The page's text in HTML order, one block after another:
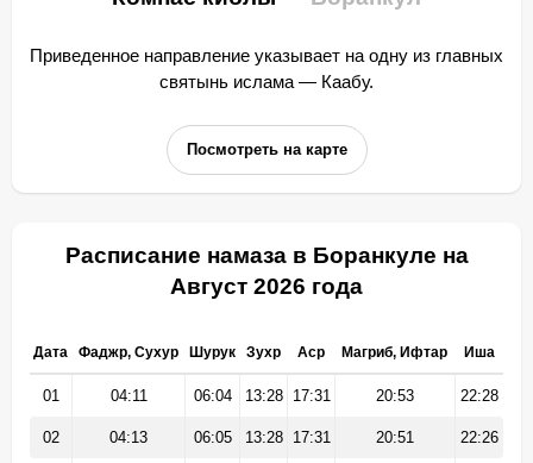
Приведенное направление указывает на одну из главных
святынь ислама — Каабу.
Посмотреть на карте
Расписание намаза в Боранкуле на
Август 2026 года
Дата Фаджр, Сухур Шурук Зухр Аср Магриб, Ифтар Иша
01 04:11 06:04 13:28 17:31 20:53 22:28
02 04:13 06:05 13:28 17:31 20:51 22:26